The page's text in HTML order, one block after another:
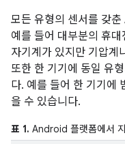
모든 유형의 센서를 갖
예를 들어 대부분의 휴
자기계가 있지만 기압계
또한 한 기기에 동일 유
다. 예를 들어 한 기기에
을 수 있습니다.
표 1. Android 플랫폼에서